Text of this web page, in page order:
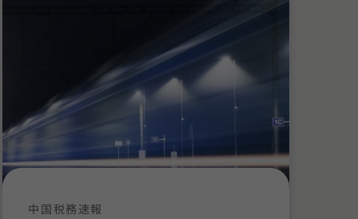
中国税務速報